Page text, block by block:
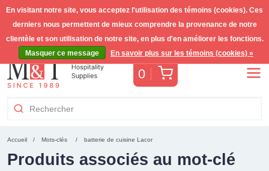
0 Panier
Accueil Mots-clés batterie de cuisine Lacor
Produits associés au mot-clé
En visitant notre site, vous acceptez l'utilisation des témoins (cookies). Ces
derniers nous permettent de mieux comprendre la provenance de notre
clientèle et son utilisation de notre site, en plus d'en améliorer les fonctions.
Masquer ce message
En savoir plus sur les témoins (cookies) »